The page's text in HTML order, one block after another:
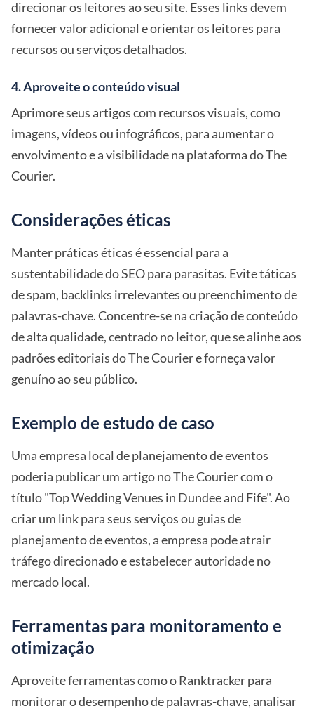
direcionar os leitores ao seu site. Esses links devem
fornecer valor adicional e orientar os leitores para
recursos ou serviços detalhados.
4. Aproveite o conteúdo visual
Aprimore seus artigos com recursos visuais, como
imagens, vídeos ou infográficos, para aumentar o
envolvimento e a visibilidade na plataforma do The
Courier.
Considerações éticas
Manter práticas éticas é essencial para a
sustentabilidade do SEO para parasitas. Evite táticas
de spam, backlinks irrelevantes ou preenchimento de
palavras-chave. Concentre-se na criação de conteúdo
de alta qualidade, centrado no leitor, que se alinhe aos
padrões editoriais do The Courier e forneça valor
genuíno ao seu público.
Exemplo de estudo de caso
Uma empresa local de planejamento de eventos
poderia publicar um artigo no The Courier com o
título "Top Wedding Venues in Dundee and Fife". Ao
criar um link para seus serviços ou guias de
planejamento de eventos, a empresa pode atrair
tráfego direcionado e estabelecer autoridade no
mercado local.
Ferramentas para monitoramento e
otimização
Aproveite ferramentas como o Ranktracker para
monitorar o desempenho de palavras-chave, analisar